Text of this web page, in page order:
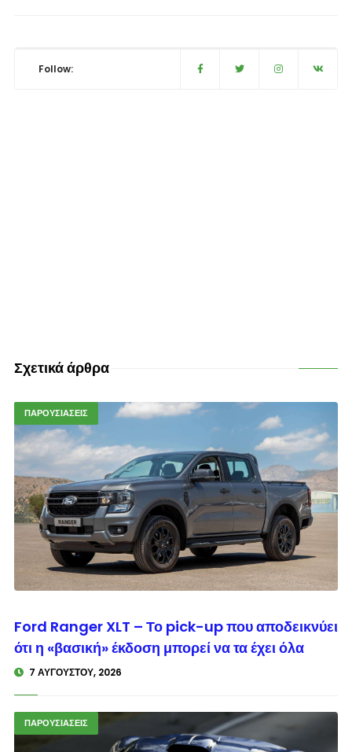
Follow:
Σχετικά άρθρα
ΠΑΡΟΥΣΙΑΣΕΙΣ
© enkinisi.gr
Ford Ranger XLT – Το pick-up που αποδεικνύει
ότι η «βασική» έκδοση μπορεί να τα έχει όλα
7 ΑΥΓΟΎΣΤΟΥ, 2026
ΠΑΡΟΥΣΙΑΣΕΙΣ